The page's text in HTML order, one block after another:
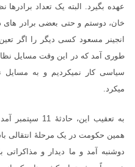
عهده بگیرد. البته یک تعداد
خان، دوستم و حتی بعضی برادر های
انجینر مسعود کسی دیگر را اگر
طوری آمد که در این وقت مسایل
سیاسی کار نمیکردیم و به مسایل
میکرد.
به تعقیب این،
همین حکومت در یک مرحلۀ انتقالی
دوشنبه آمد و ما دیدار و